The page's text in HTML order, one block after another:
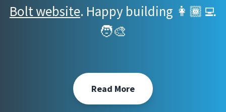
Bolt website. Happy building 👩🏾‍💻
🧑‍🎨
Read More